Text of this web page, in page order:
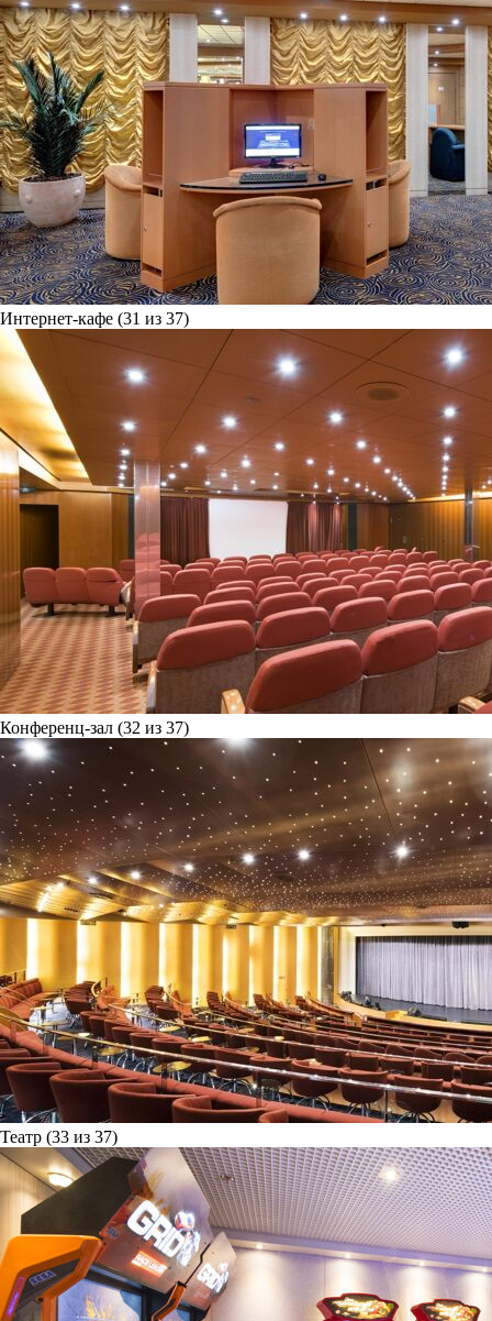
Интернет-кафе (31 из 37)
Конференц-зал (32 из 37)
Театр (33 из 37)